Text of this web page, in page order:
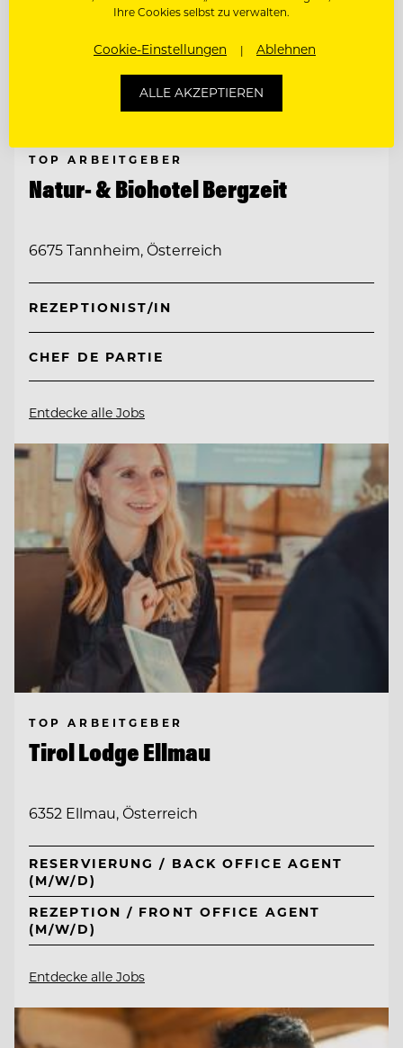
TOP ARBEITGEBER
Natur- & Biohotel Bergzeit
6675 Tannheim, Österreich
REZEPTIONIST/IN
CHEF DE PARTIE
Entdecke alle Jobs
TOP ARBEITGEBER
Tirol Lodge Ellmau
6352 Ellmau, Österreich
RESERVIERUNG / BACK OFFICE AGENT
(M/W/D)
REZEPTION / FRONT OFFICE AGENT
(M/W/D)
Entdecke alle Jobs
Ihre Cookies selbst zu verwalten.
Cookie-Einstellungen Ablehnen
ALLE AKZEPTIEREN